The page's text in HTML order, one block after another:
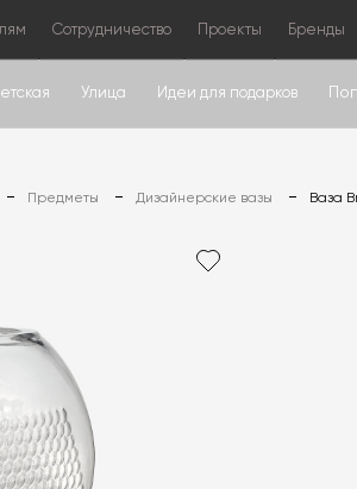
Сотрудничество Проекты Бренды
Улица Идеи для подарков
Предметы Дизайнерские вазы Ваза